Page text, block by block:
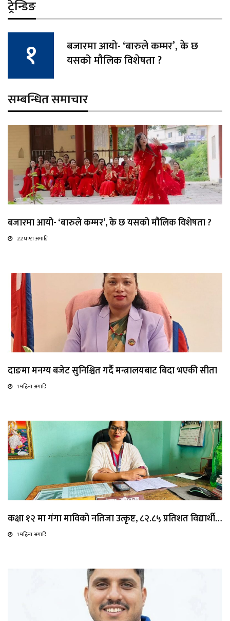
ट्रेन्डिङ
बजारमा आयो- ‘बारुले कम्मर’, के छ
यसको मौलिक विशेषता ?
सम्बन्धित समाचार
बजारमा आयो- ‘बारुले कम्मर’, के छ यसको मौलिक विशेषता ?
22 घण्टा अगाडि
दाङमा मनग्य बजेट सुनिश्चित गर्दै मन्त्रालयबाट बिदा भएकी सीता
1 महिना अगाडि
कक्षा १२ मा गंगा माविको नतिजा उत्कृष्ट, ८२.८५ प्रतिशत विद्यार्थी…
1 महिना अगाडि